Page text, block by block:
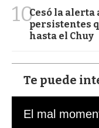
10Cesó la
persistentes
hasta el Chuy
Te puede